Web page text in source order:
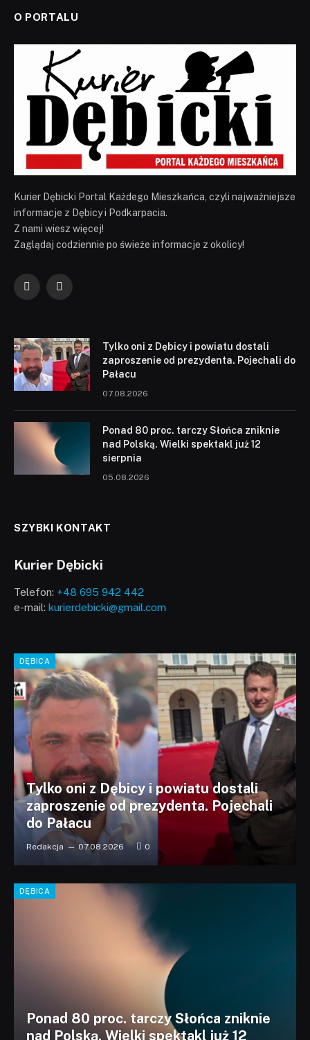
O PORTALU
Kurier Dębicki Portal Każdego Mieszkańca, czyli najważniejsze
informacje z Dębicy i Podkarpacia.
Z nami wiesz więcej!
Zaglądaj codziennie po świeże informacje z okolicy!
FacebookYouTube
Tylko oni z Dębicy i powiatu dostali
zaproszenie od prezydenta. Pojechali do
Pałacu
07.08.2026
Ponad 80 proc. tarczy Słońca zniknie
nad Polską. Wielki spektakl już 12
sierpnia
05.08.2026
SZYBKI KONTAKT
Kurier Dębicki
Telefon: +48 695 942 442
e-mail: kurierdebicki@gmail.com
DĘBICA
Tylko oni z Dębicy i powiatu dostali
zaproszenie od prezydenta. Pojechali
do Pałacu
Redakcja 07.08.2026 0
DĘBICA
Ponad 80 proc. tarczy Słońca zniknie
nad Polską. Wielki spektakl już 12